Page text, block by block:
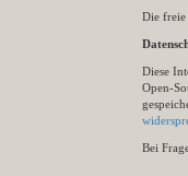
Die freie
Diese
Open-
Bei